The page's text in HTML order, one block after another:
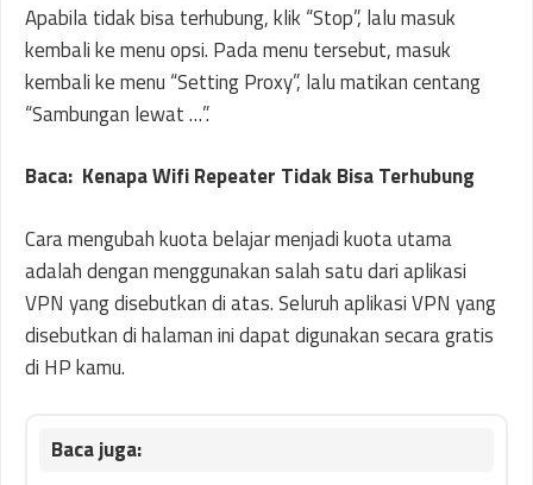
Apabila tidak bisa terhubung, klik “Stop”, lalu masuk
kembali ke menu opsi. Pada menu tersebut, masuk
kembali ke menu “Setting Proxy”, lalu matikan centang
“Sambungan lewat …”.
Baca: Kenapa Wifi Repeater Tidak Bisa Terhubung
Cara mengubah kuota belajar menjadi kuota utama
adalah dengan menggunakan salah satu dari aplikasi
VPN yang disebutkan di atas. Seluruh aplikasi VPN yang
disebutkan di halaman ini dapat digunakan secara gratis
di HP kamu.